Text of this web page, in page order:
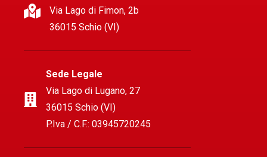
Via Lago di Fimon, 2b
36015 Schio (VI)
Sede Legale
Via Lago di Lugano, 27
36015 Schio (VI)
P.Iva / C.F.: 03945720245